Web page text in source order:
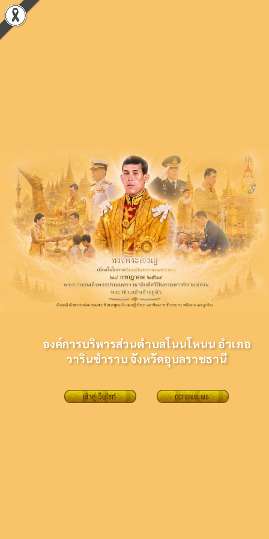
องค์การบริหารส่วนตำบลโนนโหนน อำเภอ
วารินชำราบ จังหวัดอุบลราชธานี